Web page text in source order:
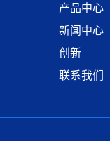
产品中心
新闻中心
创新
联系我们